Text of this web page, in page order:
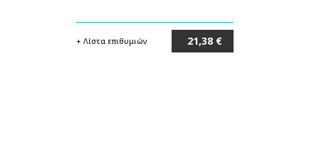
+ Λίστα επιθυμιών 21,38 €